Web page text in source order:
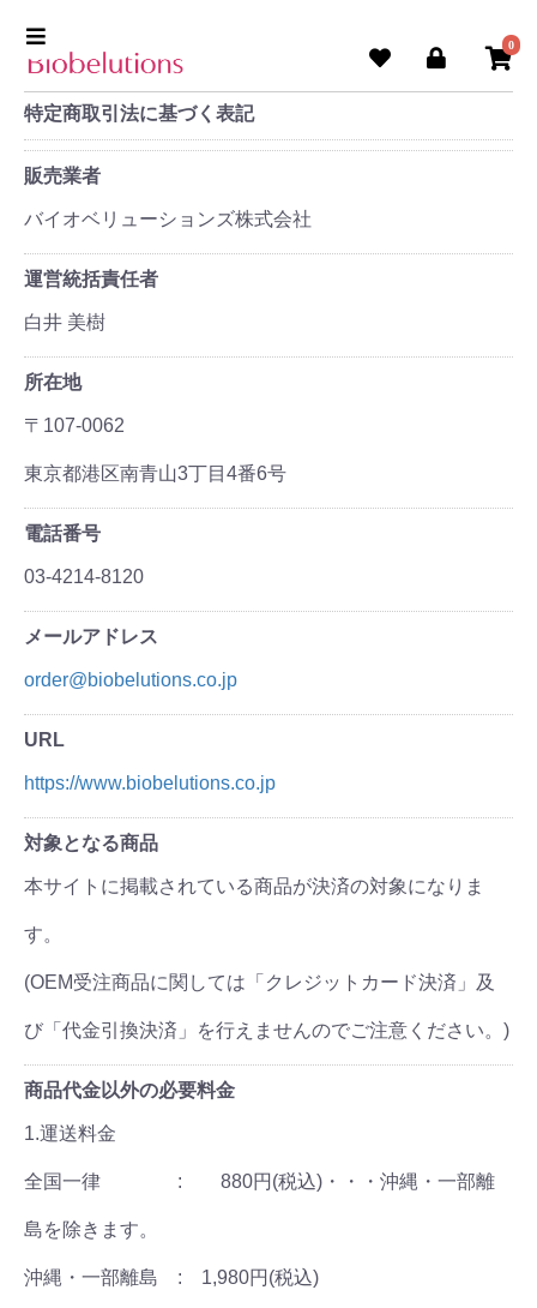
0
特定商取引法に基づく表記
販売業者
バイオベリューションズ株式会社
運営統括責任者
白井 美樹
所在地
〒107-0062
東京都港区南青山3丁目4番6号
電話番号
03-4214-8120
メールアドレス
order@biobelutions.co.jp
URL
https://www.biobelutions.co.jp
対象となる商品
本サイトに掲載されている商品が決済の対象になりま
す。
(OEM受注商品に関しては「クレジットカード決済」及
び「代金引換決済」を行えませんのでご注意ください。)
商品代金以外の必要料金
1.運送料金
全国一律 : 880円(税込)・・・沖縄・一部離
島を除きます。
沖縄・一部離島 : 1,980円(税込)